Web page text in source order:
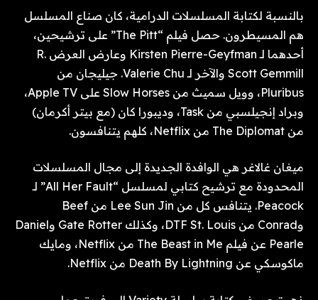
بالنسبة لكتابة المسلسلات الدرامية، كان صناع المسلسل
هم المسيطرون. حصل فيلم “The Pitt” على ترشيحين،
أحدهما لـ Kirsten Pierre-Geyfman وعارض العرض R.
Scott Gemmill والآخر لـ Valerie Chu. جيليجان من
Pluribus، وويل سميث من Slow Horses على Apple TV،
وبراد إنجيلسبي من Task، وديبورا كان (مع بيتر أكرمان)
من The Diplomat من Netflix، كلهم ​​يتنافسون.
ميغان غالاغر هي الوافدة الجديدة إلى مجال المسلسلات
المحدودة مع ترشيح كتابي لمسلسل “All Her Fault” لـ
Peacock. يتنافس كل من Lee Sun Jin من Beef
وConrad من DTF St. Louis، وكذلك Gate Rotter وDaniel
Pearle عن فيلم The Beast in Me من Netflix، ومايك
ماكوسكي عن Death By Lightning من Netflix.